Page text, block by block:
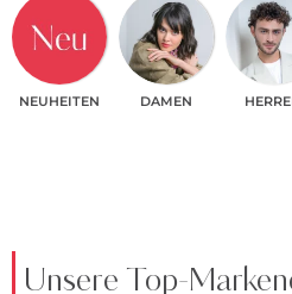
NEUHEITEN DAMEN
Unsere Top-